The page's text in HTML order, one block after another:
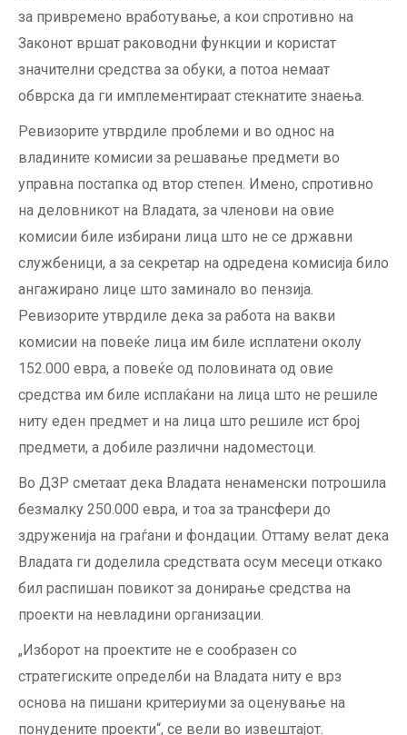
за привремено вработување, а кои спротивно на
Законот вршат раководни функции и користат
значителни средства за обуки, а потоа немаат
обврска да ги имплементираат стекнатите знаења.
Ревизорите утврдиле проблеми и во однос на
владините комисии за решавање предмети во
управна постапка од втор степен. Имено, спротивно
на деловникот на Владата, за членови на овие
комисии биле избирани лица што не се државни
службеници, а за секретар на одредена комисија било
ангажирано лице што заминало во пензија.
Ревизорите утврдиле дека за работа на вакви
комисии на повеќе лица им биле исплатени околу
152.000 евра, а повеќе од половината од овие
средства им биле исплаќани на лица што не решиле
ниту еден предмет и на лица што решиле ист број
предмети, а добиле различни надоместоци.
Во ДЗР сметаат дека Владата ненаменски потрошила
безмалку 250.000 евра, и тоа за трансфери до
здруженија на граѓани и фондации. Оттаму велат дека
Владата ги доделила средствата осум месеци откако
бил распишан повикот за донирање средства на
проекти на невладини организации.
„Изборот на проектите не е сообразен со
стратегиските определби на Владата ниту е врз
основа на пишани критериуми за оценување на
понудените проекти“, се вели во извештајот.